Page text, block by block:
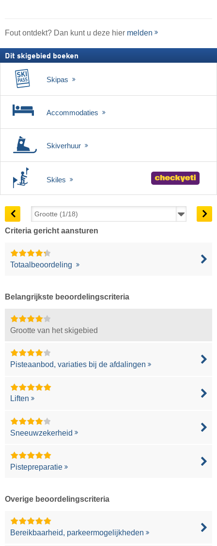
Fout ontdekt? Dan kunt u deze hier melden
Dit skigebied boeken
Skipas
Accommodaties
Skiverhuur
Skiles
Criteria gericht aansturen
Totaalbeoordeling
Belangrijkste beoordelingscriteria
Grootte van het skigebied
Pisteaanbod, variaties bij de afdalingen
Liften
Sneeuwzekerheid
Pistepreparatie
Overige beoordelingscriteria
Bereikbaarheid, parkeermogelijkheden